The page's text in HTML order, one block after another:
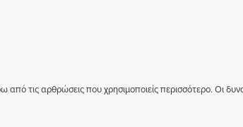
από τις αρθρώσεις που χρησιμοποιείς περισσότερο. Οι